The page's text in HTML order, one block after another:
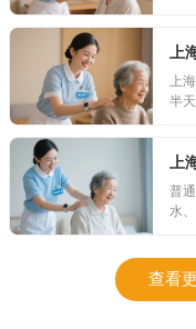
上
上
半
上
普
水
查看